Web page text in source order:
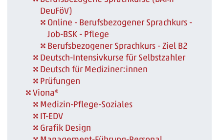
DeuFöV)
Online - Berufsbezogener Sprachkurs -
Job-BSK - Pflege
Berufsbezogener Sprachkurs - Ziel B2
Deutsch-Intensivkurse für Selbstzahler
Deutsch für Mediziner:innen
Prüfungen
Viona®
Medizin-Pflege-Soziales
IT-EDV
Grafik Design